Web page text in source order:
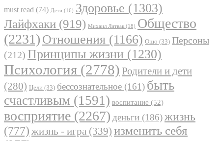
must read (74) Дети (16) Здоровье (1303)
Лайфхаки (919) Михаил Литвак (18) Общество
(2231) Отношения (1166) Ошо (33) Персоны
(212) Принципы жизни (1230)
Психология (2778) Родители и дети
(280) Цели (33) бессознательное (161) быть
счастливым (1591) воспитание (52)
восприятие (2267) деньги (186)жизнь
(777) жизнь - игра (339) изменить себя